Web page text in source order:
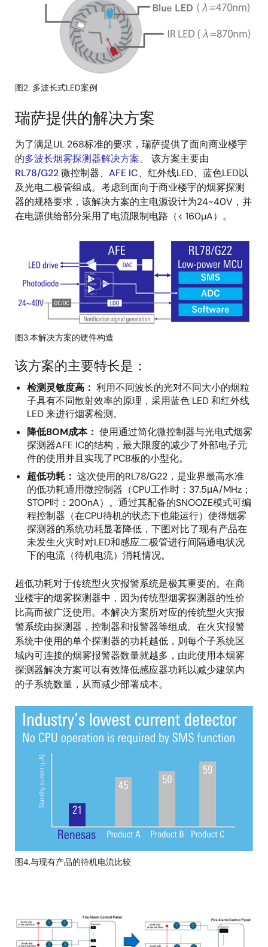
图2. 多波长式LED案例
瑞萨提供的解决方案
为了满足UL 268标准的要求，瑞萨提供了面向商业楼宇
的多波长烟雾探测器解决方案。 该方案主要由
RL78/G22微控制器、 AFE IC、红外线LED、蓝色LED以
及光电二极管组成。考虑到面向于商业楼宇的烟雾探测
器的规格要求，该解决方案的主电源设计为24~40V，并
在电源供给部分采用了电流限制电路（< 160µA）。
图3.本解决方案的硬件构造
该方案的主要特长是：
检测灵敏度高： 利用不同波长的光对不同大小的烟粒
子具有不同散射效率的原理，采用蓝色 LED 和红外线
LED 来进行烟雾检测。
降低BOM成本： 使用通过简化微控制器与光电式烟雾
探测器AFE IC的结构，最大限度的减少了外部电子元
件的使用并且实现了PCB板的小型化。
超低功耗： 这次使用的RL78/G22，是业界最高水准
的低功耗通用微控制器（CPU工作时：37.5μA/MHz；
STOP时：200nA）。通过其配备的SNOOZE模式可编
程控制器（在CPU待机的状态下也能运行）使得烟雾
探测器的系统功耗显著降低，下图对比了现有产品在
未发生火灾时对LED和感应二极管进行间隔通电状况
下的电流（待机电流）消耗情况。
超低功耗对于传统型火灾报警系统是极其重要的。在商
业楼宇的烟雾探测器中，因为传统型烟雾探测器的性价
比高而被广泛使用。本解决方案所对应的传统型火灾报
警系统由探测器，控制器和报警器等组成。在火灾报警
系统中使用的单个探测器的功耗越低，则每个子系统区
域内可连接的烟雾报警器数量就越多，由此使用本烟雾
探测器解决方案可以有效降低感应器功耗以减少建筑内
的子系统数量，从而减少部署成本。
图
像
图4.与现有产品的待机电流比较
图